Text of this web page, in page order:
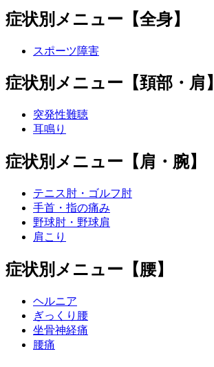
症状別メニュー【全身】
スポーツ障害
症状別メニュー【頚部・肩】
突発性難聴
耳鳴り
症状別メニュー【肩・腕】
テニス肘・ゴルフ肘
手首・指の痛み
野球肘・野球肩
肩こり
症状別メニュー【腰】
ヘルニア
ぎっくり腰
坐骨神経痛
腰痛